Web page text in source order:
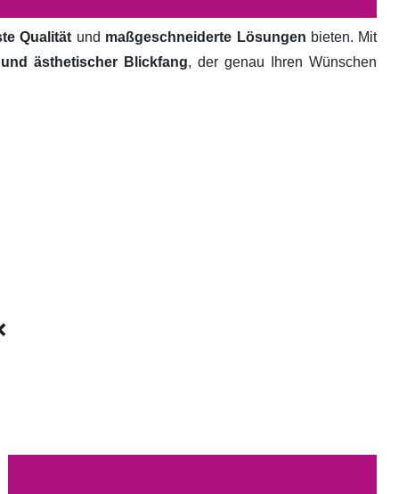
Qualität und maßgeschneiderte Lösungen bieten. Mit
ästhetischer Blickfang, der genau Ihren Wünschen